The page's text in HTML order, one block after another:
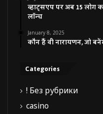
व्हाट्सएप पर अब 15 लोग
लॉन्च
January 8, 2025
कौन हैं वी नारायणन, जो
Categories
! Без рубрики
casino